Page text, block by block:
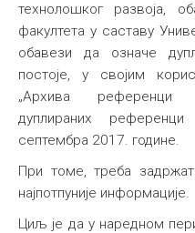
технолошког развоја,
факултета у саставу
обавези да означе
постоје, у својим
„Архива референци
дуплираних
септембра 2017. године.
При томе, треба
најпотпуније информације.
Циљ је да у наредном